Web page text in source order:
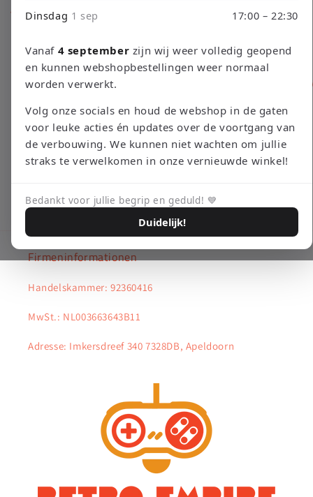
maken door te mailen naar info@retro-empire.nl. Leidt dit
niet tot een oplossing, dan is het mogelijk om uw geschil aan
te melden voor bemiddeling via WebwinkelKeur via
https://www.webwinkelkeur.nl/kennisbank/consumenten/
Tevens is het voor consumenten in de EU ook mogelijk om
klachten aan te melden via het ODR-platform van de
Europese Commissie. Dit ODR-platform is te vinden op
http://ec.europa.eu/odr. Wanneer uw klacht nog niet elders in
via het platform van de Europese Unie."
Firmeninformationen
Handelskammer: 92360416
MwSt.: NL003663643B11
Adresse: Imkersdreef 340 7328DB, Apeldoorn
Dinsdag 1 sep 17:00 – 22:30
Vanaf 4 september zijn wij weer volledig geopend
en kunnen webshopbestellingen weer normaal
worden verwerkt.
Volg onze socials en houd de webshop in de gaten
voor leuke acties én updates over de voortgang van
de verbouwing. We kunnen niet wachten om jullie
straks te verwelkomen in onze vernieuwde winkel!
Bedankt voor jullie begrip en geduld! 💙
Duidelijk!